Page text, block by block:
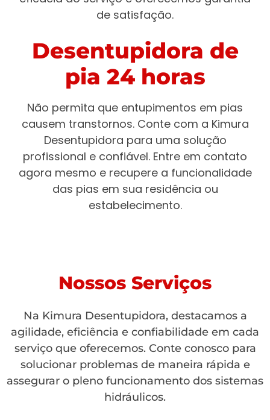
de satisfação.
Desentupidora de
pia 24 horas
Não permita que entupimentos em pias
causem transtornos. Conte com a Kimura
Desentupidora para uma solução
profissional e confiável. Entre em contato
agora mesmo e recupere a funcionalidade
das pias em sua residência ou
estabelecimento.
Nossos Serviços
Na Kimura Desentupidora, destacamos a
agilidade, eficiência e confiabilidade em cada
serviço que oferecemos. Conte conosco para
solucionar problemas de maneira rápida e
assegurar o pleno funcionamento dos sistemas
hidráulicos.